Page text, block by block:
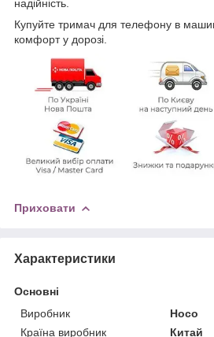
надійність.
Купуйте тримач для телефону в
комфорт у дорозі.
Приховати
Характеристики
Основні
Виробник
Hoco
Країна виробник
Китай